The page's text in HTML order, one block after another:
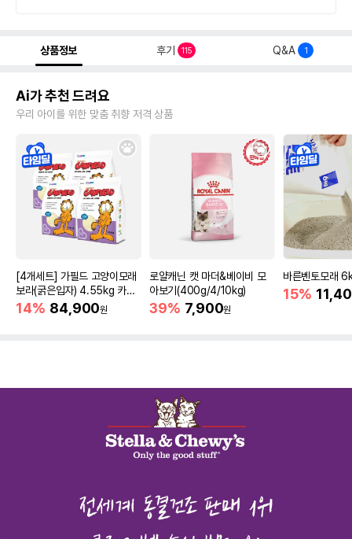
상품정보 후기 115 Q&A 1
Ai가 추천 드려요
우리 아이를 위한 맞춤 취향 저격 상품
[4개세트] 가필드 고양이모래
보라(굵은입자) 4.55kg 카사
바모래
14% 84,900원
로얄캐닌 캣 마더&베이비 모
아보기(400g/4/10kg)
39% 7,900원
바른벤토모래
15%